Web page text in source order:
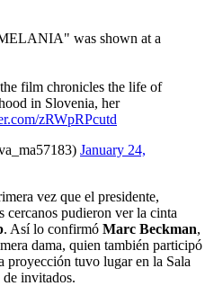
was shown at a
film chronicles the life of
in Slovenia, her
zRWpRPcutd
January 24,
vez que el presidente,
cercanos pudieron ver la cinta
. Así lo confirmó Marc Beckman,
dama, quien también participó
tuvo lugar en la Sala
invitados.